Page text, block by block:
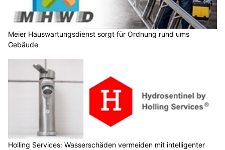
Meier Hauswartungsdienst sorgt für Ordnung rund ums
Gebäude
Holling Services: Wasserschäden vermeiden mit intelligenter